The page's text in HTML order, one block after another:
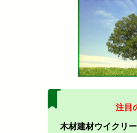
注目
木材建材ウイクリ